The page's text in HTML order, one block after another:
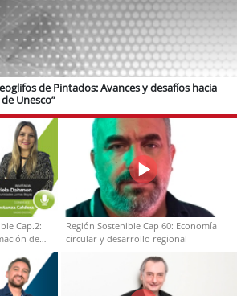
de Pintados: Avances y desafíos hacia
Unesco”
Cap.2:
de
Región Sostenible Cap 60: Economía
circular y desarrollo regional